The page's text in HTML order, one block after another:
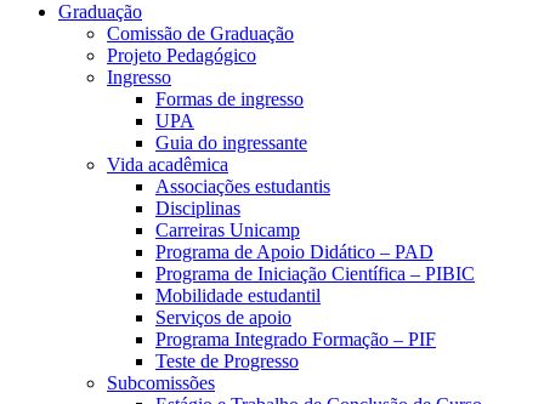
Graduação
Comissão de Graduação
Projeto Pedagógico
Ingresso
Formas de ingresso
UPA
Guia do ingressante
Vida acadêmica
Associações estudantis
Disciplinas
Carreiras Unicamp
Programa de Apoio Didático – PAD
Programa de Iniciação Científica – PIBIC
Mobilidade estudantil
Serviços de apoio
Programa Integrado Formação – PIF
Teste de Progresso
Subcomissões